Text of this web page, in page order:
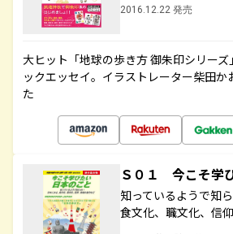
2016.12.22 発売
大ヒット「地球の歩き方 御朱印シリー
ックエッセイ。イラストレーター柴田か
た
Ｓ０１ 今こそ学
知っているようで知
食文化、職文化、信